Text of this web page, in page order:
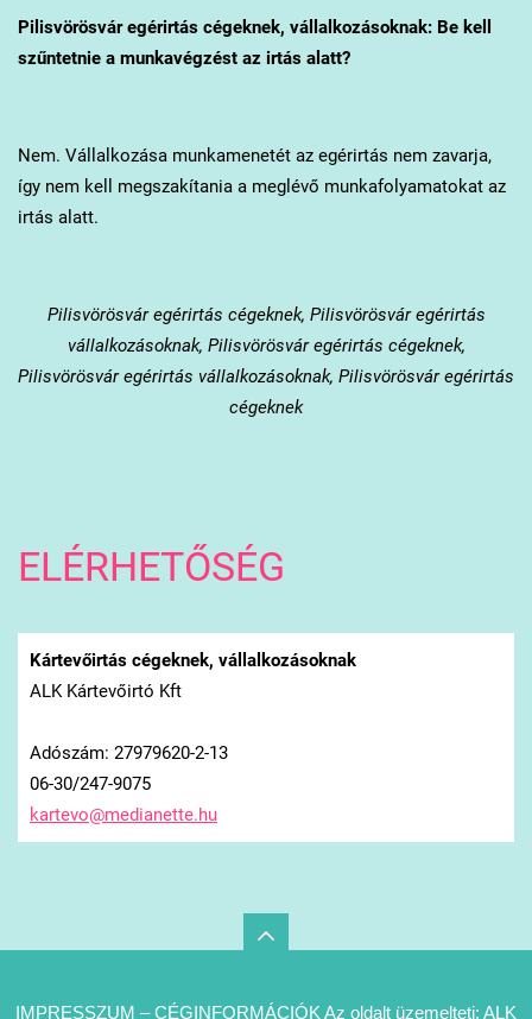
Pilisvörösváregérirtás cégeknek, vállalkozásoknak: Be kell
szűntetnie a munkavégzést az irtás alatt?
Nem. Vállalkozása munkamenetét az egérirtás nem zavarja,
így nem kell megszakítania a meglévő munkafolyamatokat az
irtás alatt.
Pilisvörösváregérirtás cégeknek, Pilisvörösvár egérirtás
vállalkozásoknak, Pilisvörösvár egérirtás cégeknek,
Pilisvörösvár egérirtás vállalkozásoknak, Pilisvörösvár egérirtás
cégeknek
ELÉRHETŐSÉG
Kártevőirtás cégeknek, vállalkozásoknak
ALK Kártevőirtó Kft
Adószám: 27979620-2-13
06-30/247-9075
kartevo@medianette.hu
IMPRESSZUM – CÉGINFORMÁCIÓK Az oldalt üzemelteti: ALK